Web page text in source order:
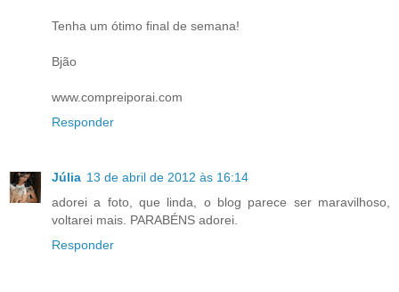
Tenha um ótimo final de semana!
Bjão
www.compreiporai.com
Responder
Júlia 13 de abril de 2012 às 16:14
adorei a foto, que linda, o blog parece ser maravilhoso,
voltarei mais. PARABÉNS adorei.
Responder